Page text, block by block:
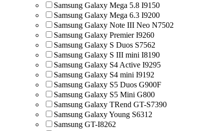
Samsung Galaxy Mega 5.8 I9150
Samsung Galaxy Mega 6.3 I9200
Samsung Galaxy Note III Neo N7502
Samsung Galaxy Premier I9260
Samsung Galaxy S Duos S7562
Samsung Galaxy S III mini I8190
Samsung Galaxy S4 Active I9295
Samsung Galaxy S4 mini I9192
Samsung Galaxy S5 Duos G900F
Samsung Galaxy S5 Mini G800
Samsung Galaxy TRend GT-S7390
Samsung Galaxy Young S6312
Samsung GT-I8262